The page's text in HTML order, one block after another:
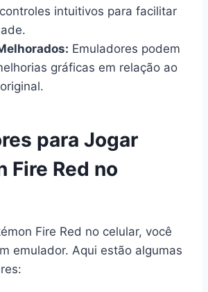
intuitivos para facilitar
Emuladores podem
gráficas em relação ao
para Jogar
Fire Red no
Fire Red no celular, você
emulador. Aqui estão algumas